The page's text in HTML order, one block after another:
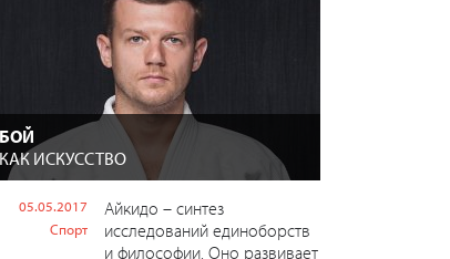
БОЙ
КАК ИСКУССТВО
05.05.2017
Спорт
Айкидо – синтез
исследований единоборств
и философии. Оно развивает